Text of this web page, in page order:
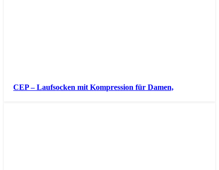
CEP – Laufsocken mit Kompression für Damen,